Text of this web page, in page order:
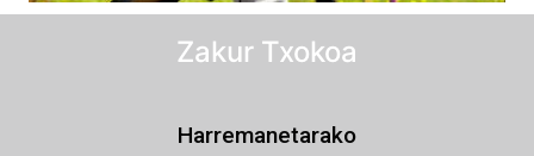
Zakur Txokoa
Harremanetarako